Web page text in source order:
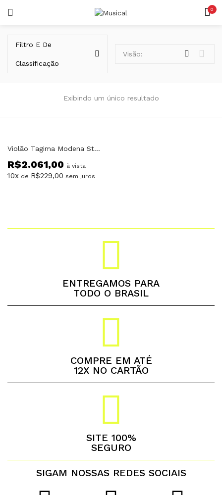
0
Senha perdida?
Exibindo um único resultado
Filtro E De
Classificação
Visão:
Violão Tagima Modena Steel Aço Elétrico Preto BK
R$2.061,00 à vista
10x de R$229,00 sem juros
ENTREGAMOS PARA
TODO O BRASIL
COMPRE EM ATÉ
12X NO CARTÃO
SITE 100%
SEGURO
SIGAM NOSSAS REDES SOCIAIS